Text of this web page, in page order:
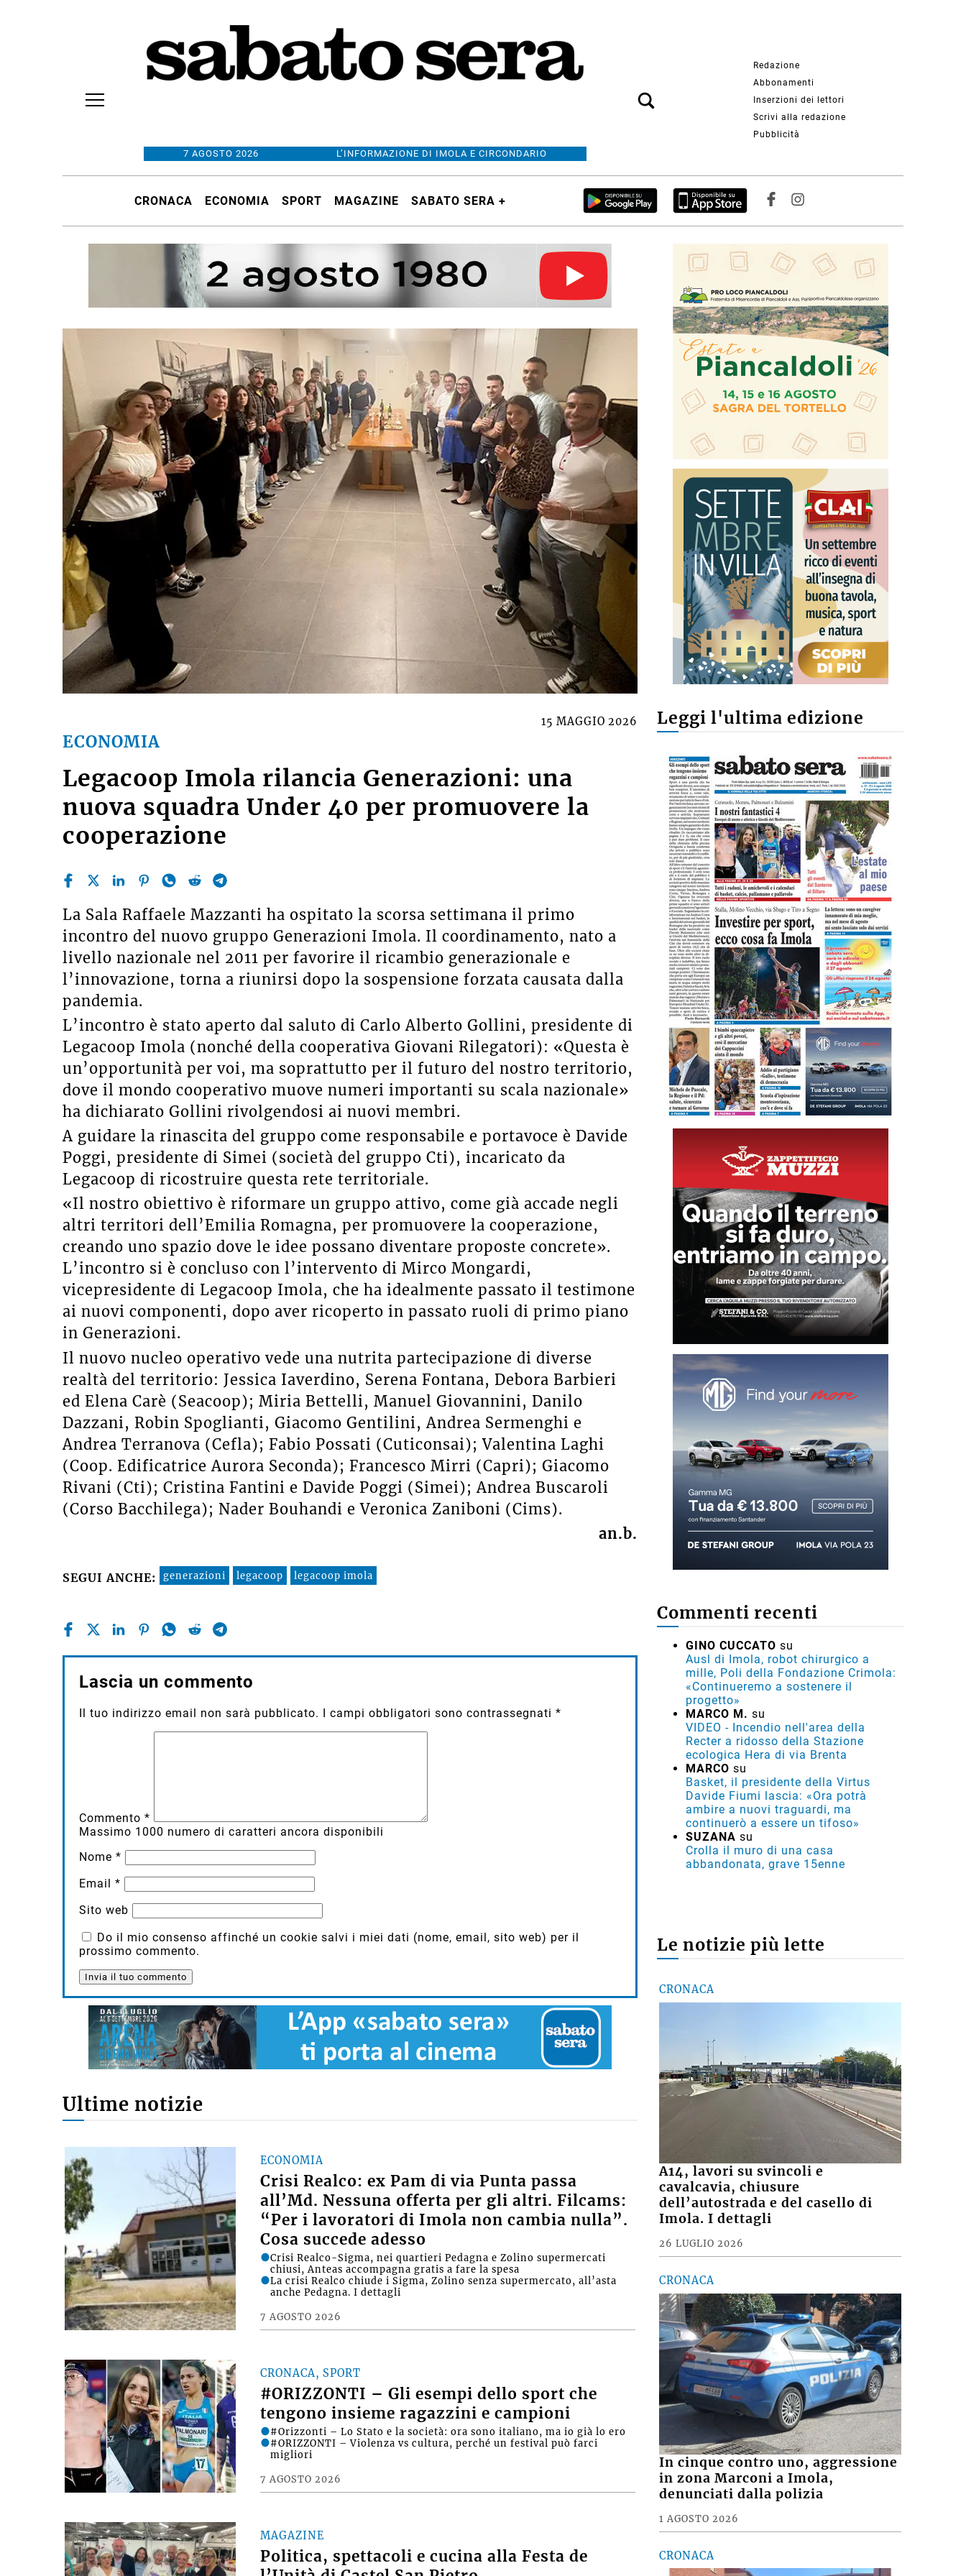
7 AGOSTO 2026 L’INFORMAZIONE DI IMOLA E CIRCONDARIO
Redazione
Abbonamenti
Inserzioni dei lettori
Scrivi alla redazione
Pubblicità
CRONACA ECONOMIA SPORT MAGAZINE SABATO SERA +
ECONOMIA
15 MAGGIO 2026
Legacoop Imola rilancia Generazioni: una
nuova squadra Under 40 per promuovere la
cooperazione
La Sala Raffaele Mazzanti ha ospitato la scorsa settimana il primo
incontro del nuovo gruppo Generazioni Imola. Il coordinamento, nato a
livello nazionale nel 2011 per favorire il ricambio generazionale e
l’innovazione, torna a riunirsi dopo la sospensione forzata causata dalla
pandemia.
L’incontro è stato aperto dal saluto di Carlo Alberto Gollini, presidente di
Legacoop Imola (nonché della cooperativa Giovani Rilegatori): «Questa è
un’opportunità per voi, ma soprattutto per il futuro del nostro territorio,
dove il mondo cooperativo muove numeri importanti su scala nazionale»
ha dichiarato Gollini rivolgendosi ai nuovi membri.
A guidare la rinascita del gruppo come responsabile e portavoce è Davide
Poggi, presidente di Simei (società del gruppo Cti), incaricato da
Legacoop di ricostruire questa rete territoriale.
«Il nostro obiettivo è riformare un gruppo attivo, come già accade negli
altri territori dell’Emilia Romagna, per promuovere la cooperazione,
creando uno spazio dove le idee possano diventare proposte concrete».
L’incontro si è concluso con l’intervento di Mirco Mongardi,
vicepresidente di Legacoop Imola, che ha idealmente passato il testimone
ai nuovi componenti, dopo aver ricoperto in passato ruoli di primo piano
in Generazioni.
Il nuovo nucleo operativo vede una nutrita partecipazione di diverse
realtà del territorio: Jessica Iaverdino, Serena Fontana, Debora Barbieri
ed Elena Carè (Seacoop); Miria Bettelli, Manuel Giovannini, Danilo
Dazzani, Robin Spoglianti, Giacomo Gentilini, Andrea Sermenghi e
Andrea Terranova (Cefla); Fabio Possati (Cuticonsai); Valentina Laghi
(Coop. Edificatrice Aurora Seconda); Francesco Mirri (Capri); Giacomo
Rivani (Cti); Cristina Fantini e Davide Poggi (Simei); Andrea Buscaroli
(Corso Bacchilega); Nader Bouhandi e Veronica Zaniboni (Cims).
an.b.
SEGUI ANCHE: generazioni legacoop legacoop imola
Lascia un commento
Il tuo indirizzo email non sarà pubblicato. I campi obbligatori sono contrassegnati *
Commento *
Massimo 1000 numero di caratteri ancora disponibili
Nome *
Email *
Sito web
Do il mio consenso affinché un cookie salvi i miei dati (nome, email, sito web) per il
prossimo commento.
Ultime notizie
ECONOMIA
Crisi Realco: ex Pam di via Punta passa
all’Md. Nessuna offerta per gli altri. Filcams:
“Per i lavoratori di Imola non cambia nulla”.
Cosa succede adesso
7 AGOSTO 2026
Crisi Realco-Sigma, nei quartieri Pedagna e Zolino supermercati
chiusi, Anteas accompagna gratis a fare la spesa
La crisi Realco chiude i Sigma, Zolino senza supermercato, all’asta
anche Pedagna. I dettagli
CRONACA, SPORT
#ORIZZONTI – Gli esempi dello sport che
tengono insieme ragazzini e campioni
7 AGOSTO 2026
#Orizzonti – Lo Stato e la società: ora sono italiano, ma io già lo ero
#ORIZZONTI – Violenza vs cultura, perché un festival può farci
migliori
MAGAZINE
Politica, spettacoli e cucina alla Festa de
Leggi l'ultima edizione
Commenti recenti
GINO CUCCATO su
Ausl di Imola, robot chirurgico a
mille, Poli della Fondazione Crimola:
«Continueremo a sostenere il
progetto»
MARCO M. su
VIDEO - Incendio nell'area della
Recter a ridosso della Stazione
ecologica Hera di via Brenta
MARCO su
Basket, il presidente della Virtus
Davide Fiumi lascia: «Ora potrà
ambire a nuovi traguardi, ma
continuerò a essere un tifoso»
SUZANA su
Crolla il muro di una casa
abbandonata, grave 15enne
Le notizie più lette
CRONACA
A14, lavori su svincoli e
cavalcavia, chiusure
dell’autostrada e del casello di
Imola. I dettagli
26 LUGLIO 2026
CRONACA
In cinque contro uno, aggressione
in zona Marconi a Imola,
denunciati dalla polizia
1 AGOSTO 2026
CRONACA